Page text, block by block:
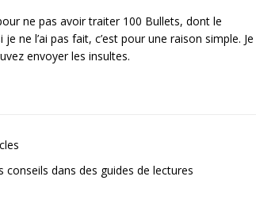
ne pas avoir traiter 100 Bullets, dont le
ne l’ai pas fait, c’est pour une raison simple. Je
envoyer les insultes.
dans des guides de lectures